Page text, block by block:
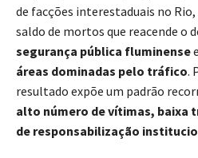
de facções interestaduais no
saldo de mortos que reacende o
segurança pública fluminense
áreas dominadas pelo tráfico.
resultado expõe um padrão
alto número de vítimas, baixa
de responsabilização